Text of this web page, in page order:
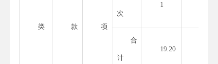
类 款 项
次
1
合
计
19.20